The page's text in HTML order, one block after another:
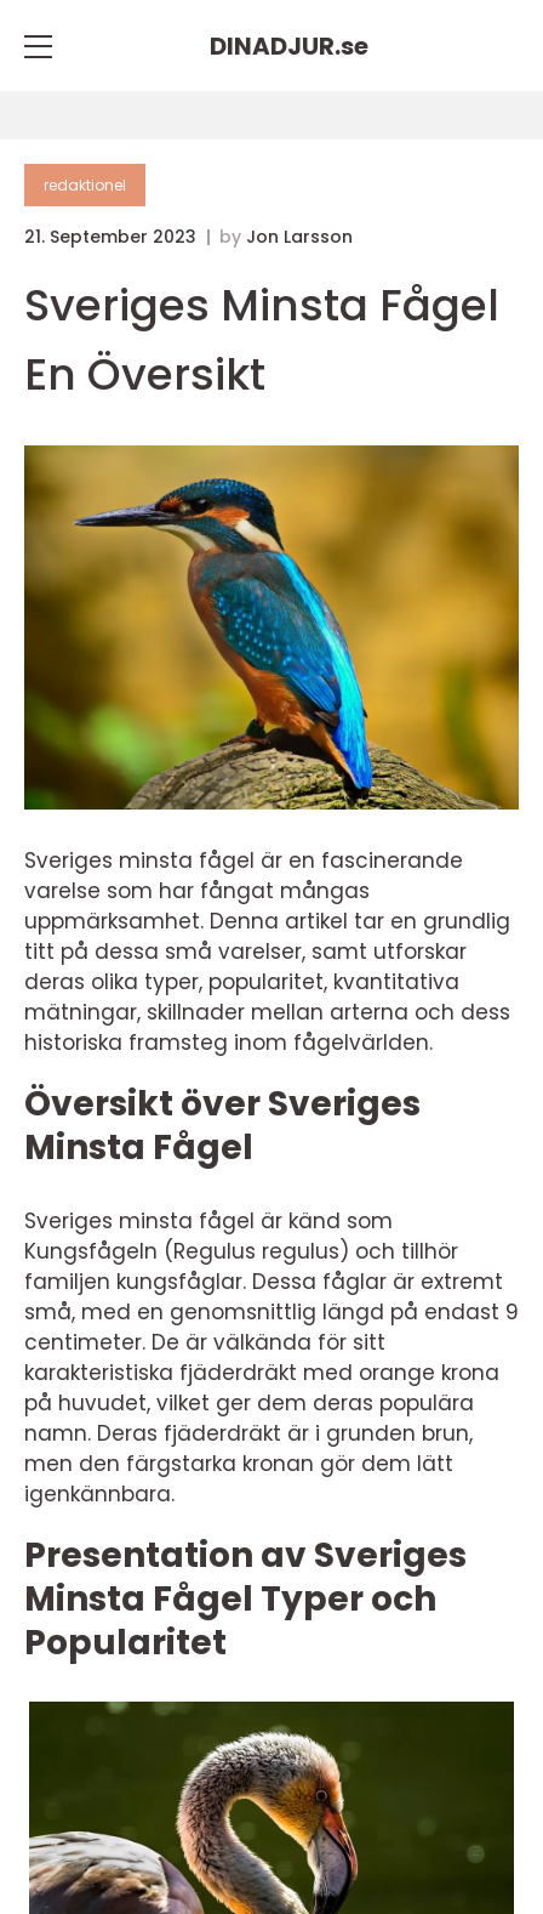
DINADJUR.se
redaktionel
21. September 2023 by Jon Larsson
Sveriges Minsta Fågel
En Översikt
Sveriges minsta fågel är en fascinerande
varelse som har fångat mångas
uppmärksamhet. Denna artikel tar en grundlig
titt på dessa små varelser, samt utforskar
deras olika typer, popularitet, kvantitativa
mätningar, skillnader mellan arterna och dess
historiska framsteg inom fågelvärlden.
Översikt över Sveriges
Minsta Fågel
Sveriges minsta fågel är känd som
Kungsfågeln (Regulus regulus) och tillhör
familjen kungsfåglar. Dessa fåglar är extremt
små, med en genomsnittlig längd på endast 9
centimeter. De är välkända för sitt
karakteristiska fjäderdräkt med orange krona
på huvudet, vilket ger dem deras populära
namn. Deras fjäderdräkt är i grunden brun,
men den färgstarka kronan gör dem lätt
igenkännbara.
Presentation av Sveriges
Minsta Fågel Typer och
Popularitet